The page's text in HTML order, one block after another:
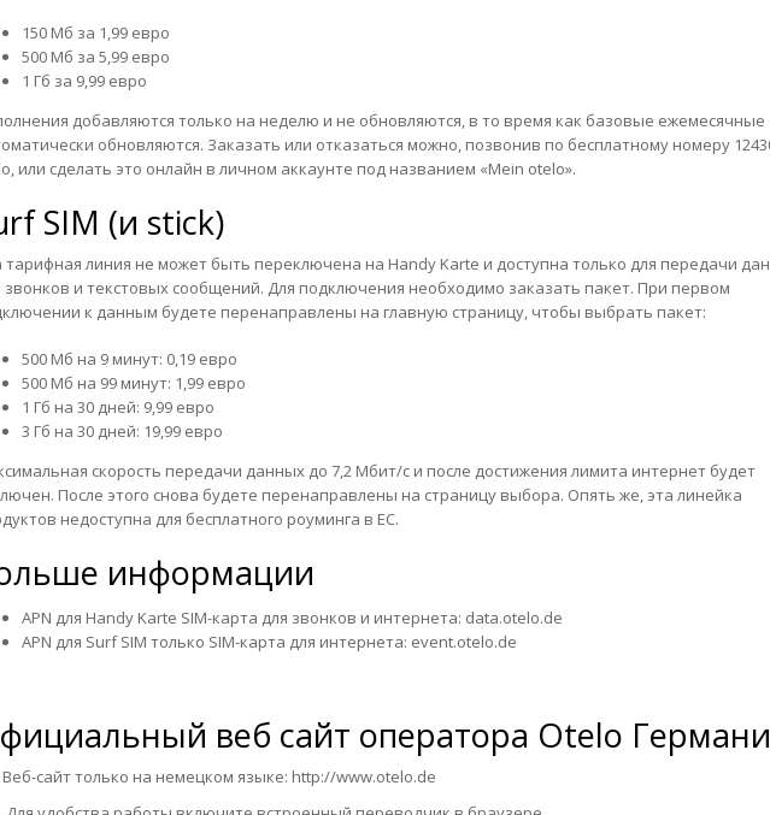
150 Мб за 1,99 евро
500 Мб за 5,99 евро
1 Гб за 9,99 евро
добавляются только на неделю и не обновляются, в то время как базовые ежемесячные
обновляются. Заказать или отказаться можно, позвонив по бесплатному номеру
или сделать это онлайн в личном аккаунте под названием «Mein otelo».
SIM (и stick)
тарифная линия не может быть переключена на Handy Karte и доступна только для передачи
звонков и текстовых сообщений. Для подключения необходимо заказать пакет. При первом
к данным будете перенаправлены на главную страницу, чтобы выбрать пакет:
500 Мб на 9 минут: 0,19 евро
500 Мб на 99 минут: 1,99 евро
1 Гб на 30 дней: 9,99 евро
3 Гб на 30 дней: 19,99 евро
скорость передачи данных до 7,2 Мбит/с и после достижения лимита интернет будет
После этого снова будете перенаправлены на страницу выбора. Опять же, эта линейка
недоступна для бесплатного роуминга в ЕС.
информации
APN для Handy Karte SIM-карта для звонков и интернета: data.otelo.de
APN для Surf SIM только SIM-карта для интернета: event.otelo.de
веб сайт оператора Otelo
сайт только на немецком языке: http://www.otelo.de